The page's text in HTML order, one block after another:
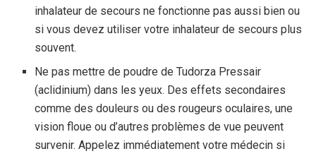
inhalateur de secours ne fonctionne pas aussi bien ou
si vous devez utiliser votre inhalateur de secours plus
souvent.
Ne pas mettre de poudre de Tudorza Pressair
(aclidinium) dans les yeux. Des effets secondaires
comme des douleurs ou des rougeurs oculaires, une
vision floue ou d’autres problèmes de vue peuvent
survenir. Appelez immédiatement votre médecin si